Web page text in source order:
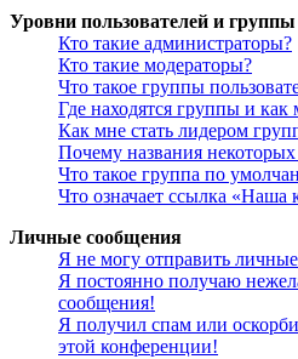
Уровни пользователей и группы
Кто такие администраторы?
Кто такие модераторы?
Что такое группы
Где находятся группы и как
Как мне стать лидером
Почему названия
Что такое группа по
Что означает ссылка «Наша
Личные сообщения
Я не могу отправить
Я постоянно получаю
сообщения!
Я получил спам или
этой конференции!